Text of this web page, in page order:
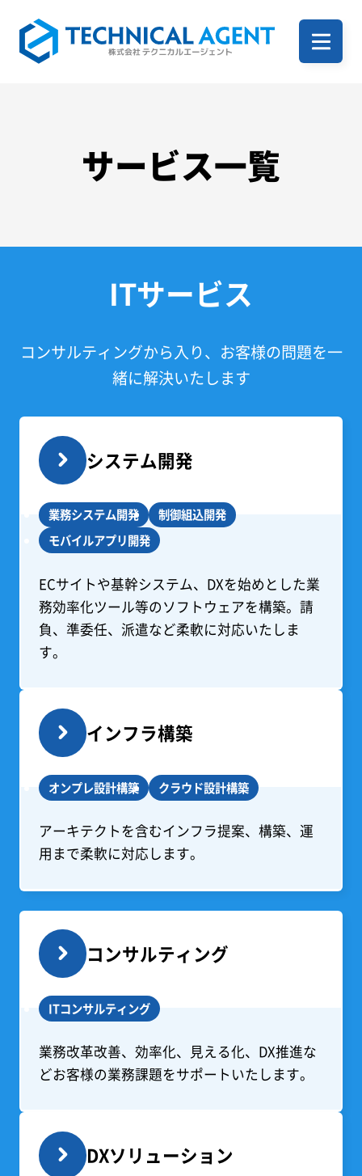
企業案内
ニュース
ブログ
新卒採用
キャリア採用
サービス一覧
ITサービス
コンサルティングから入り、お客様の問題を一
緒に解決いたします
システム開発
業務システム開発
制御組込開発
モバイルアプリ開発
ECサイトや基幹システム、DXを始めとした業
務効率化ツール等のソフトウェアを構築。請
負、準委任、派遣など柔軟に対応いたしま
す。
インフラ構築
オンプレ設計構築 クラウド設計構築
アーキテクトを含むインフラ提案、構築、運
用まで柔軟に対応します。
コンサルティング
ITコンサルティング
業務改革改善、効率化、見える化、DX推進な
どお客様の業務課題をサポートいたします。
DXソリューション